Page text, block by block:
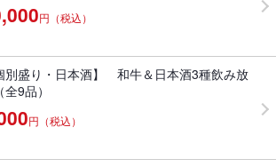
円（税込）
別盛り・日本酒】 和牛＆日本酒3種飲み放
全9品）
円（税込）